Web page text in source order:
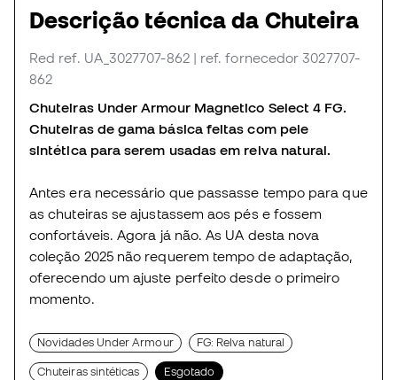
Descrição técnica da Chuteira
Red ref. UA_3027707-862 | ref. fornecedor 3027707-
862
Chuteiras Under Armour Magnetico Select 4 FG.
Chuteiras de gama básica feitas com pele
sintética para serem usadas em relva natural.
Antes era necessário que passasse tempo para que
as chuteiras se ajustassem aos pés e fossem
confortáveis. Agora já não. As UA desta nova
coleção 2025 não requerem tempo de adaptação,
oferecendo um ajuste perfeito desde o primeiro
momento.
Novidades Under Armour FG: Relva natural
Chuteiras sintéticas Esgotado